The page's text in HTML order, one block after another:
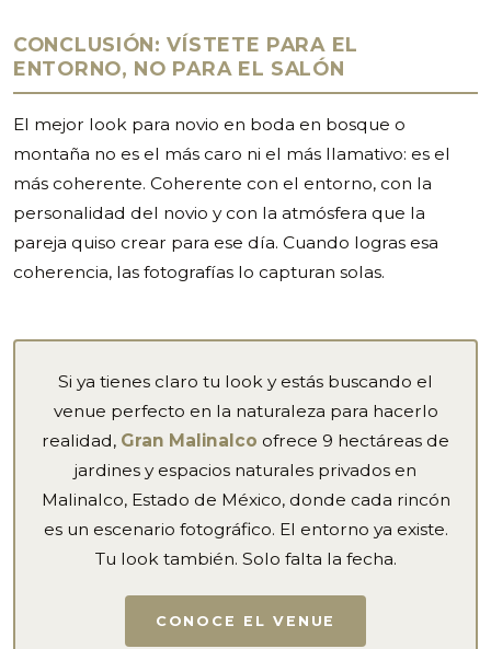
CONCLUSIÓN: VÍSTETE PARA EL
ENTORNO, NO PARA EL SALÓN
El mejor look para novio en boda en bosque o
montaña no es el más caro ni el más llamativo: es el
más coherente. Coherente con el entorno, con la
personalidad del novio y con la atmósfera que la
pareja quiso crear para ese día. Cuando logras esa
coherencia, las fotografías lo capturan solas.
Si ya tienes claro tu look y estás buscando el
venue perfecto en la naturaleza para hacerlo
realidad, Gran Malinalco ofrece 9 hectáreas de
jardines y espacios naturales privados en
Malinalco, Estado de México, donde cada rincón
es un escenario fotográfico. El entorno ya existe.
Tu look también. Solo falta la fecha.
CONOCE EL VENUE